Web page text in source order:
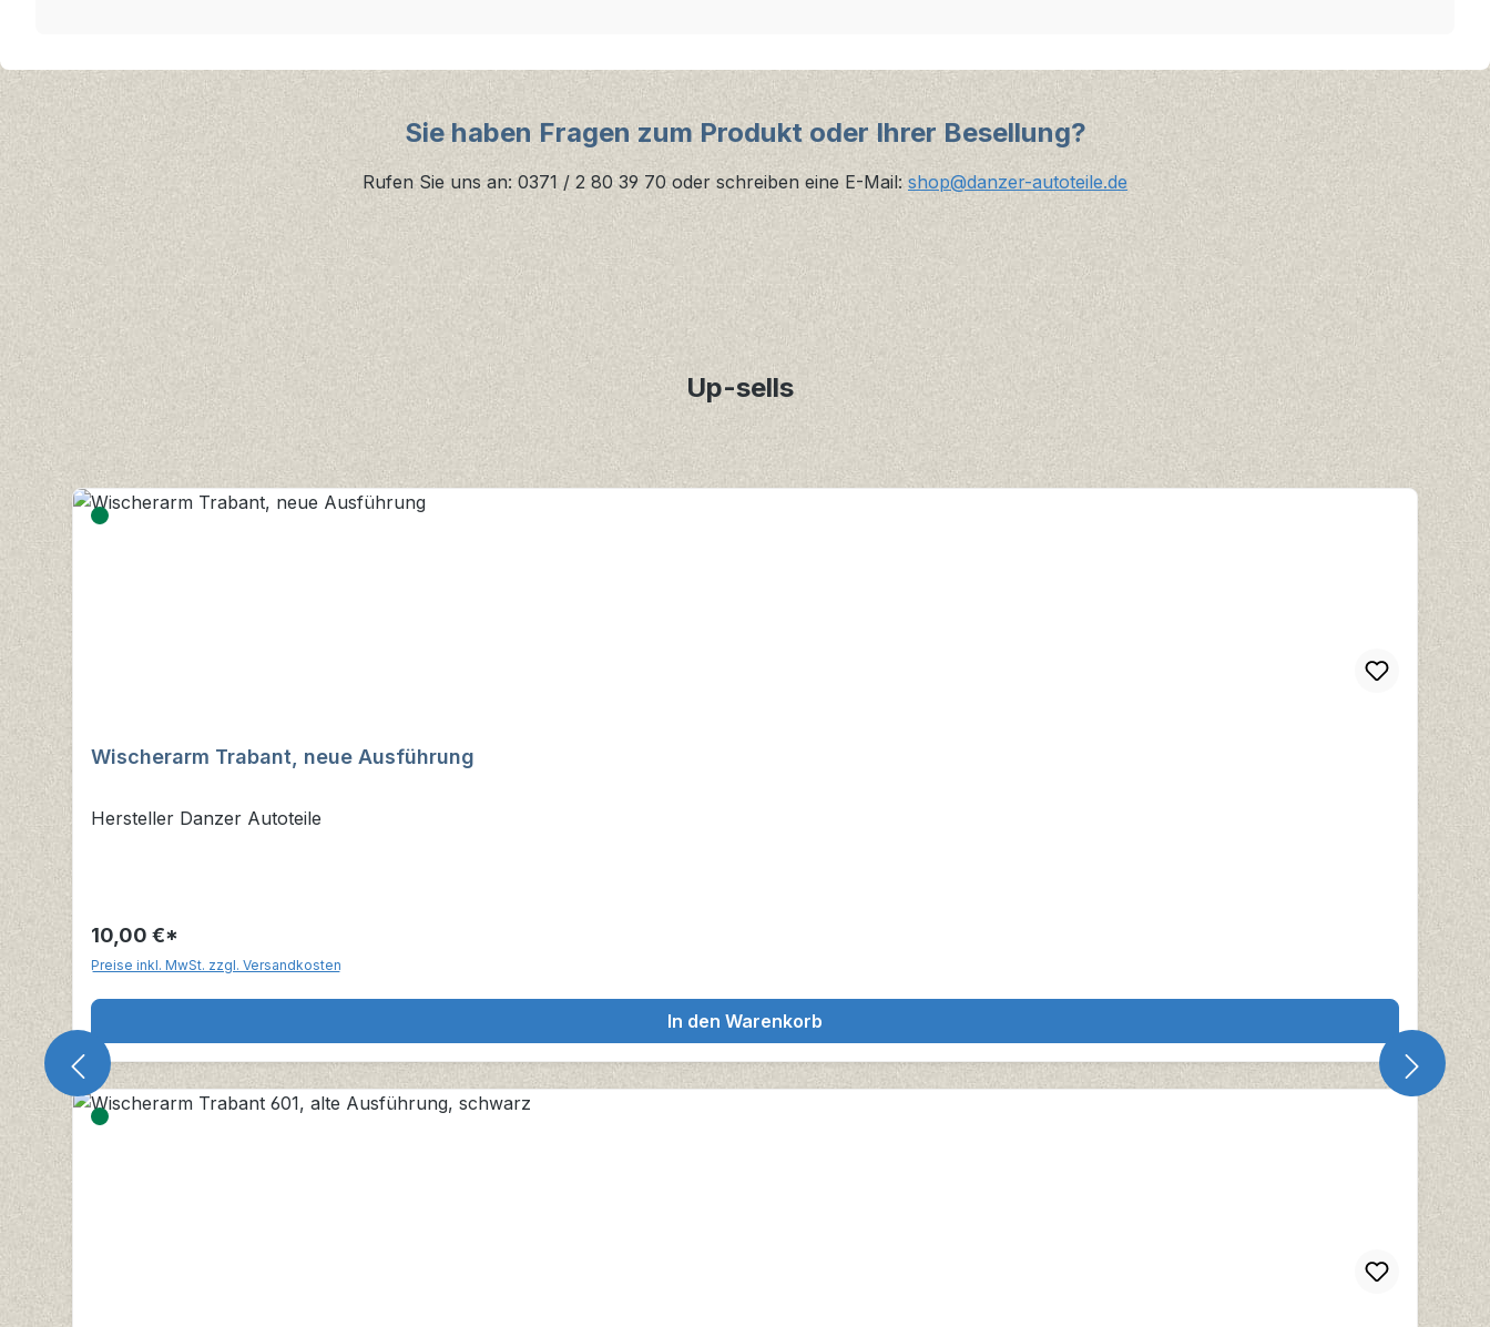
Sie haben Fragen zum Produkt oder Ihrer Besellung?
Rufen Sie uns an: 0371 / 2 80 39 70 oder schreiben eine E-Mail: shop@danzer-autoteile.de
Up-sells
Produktgalerie überspringen
Wischerarm Trabant, neue Ausführung
Hersteller Danzer Autoteile
10,00 €*
Preise inkl. MwSt. zzgl. Versandkosten
In den Warenkorb